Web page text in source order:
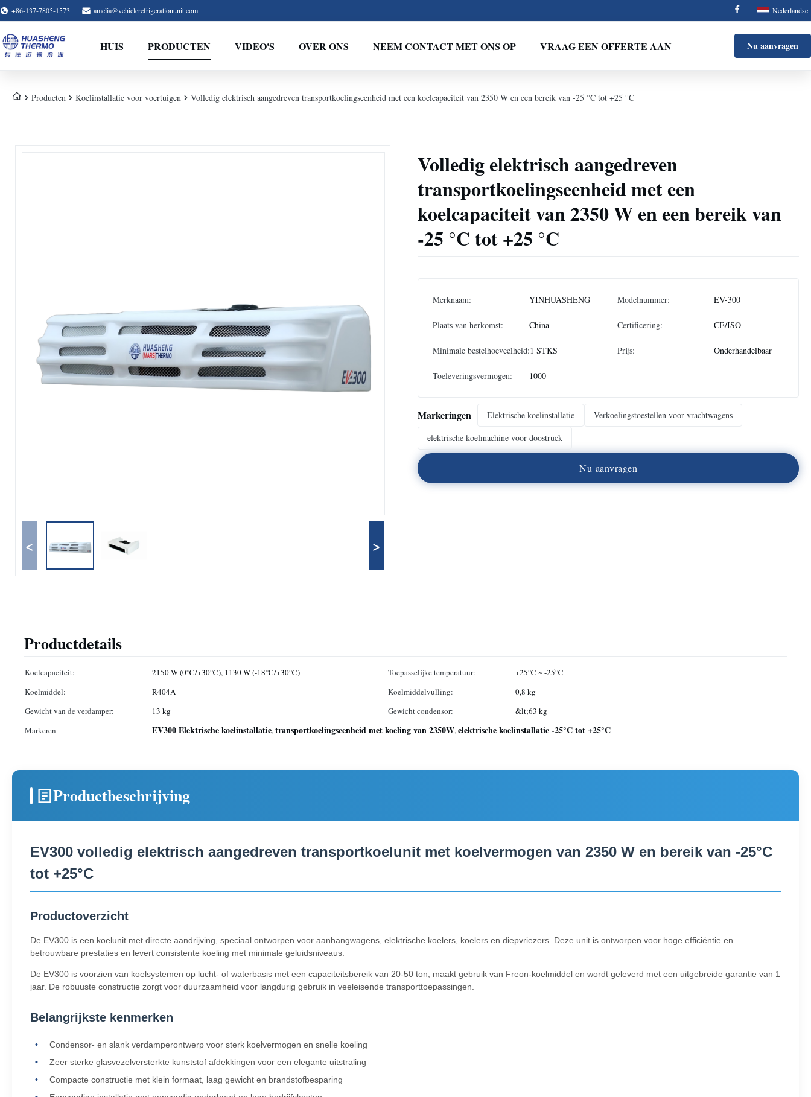
+86-137-7805-1573 amelia@vehiclerefrigerationunit.com Nederlandse
HUIS PRODUCTEN VIDEO'S OVER ONS NEEM CONTACT MET ONS OP VRAAG EEN OFFERTE AAN Nu aanvragen
Producten Koelinstallatie voor voertuigen Volledig elektrisch aangedreven transportkoelingseenheid met een koelcapaciteit van 2350 W en een bereik van -25 °C tot +25 °C
< >
Volledig elektrisch aangedreven
transportkoelingseenheid met een
koelcapaciteit van 2350 W en een bereik van
-25 °C tot +25 °C
Merknaam: YINHUASHENG Modelnummer: EV-300
Plaats van herkomst: China Certificering: CE/ISO
Minimale bestelhoeveelheid:1 STKS Prijs: Onderhandelbaar
Toeleveringsvermogen: 1000
Markeringen Elektrische koelinstallatie
Verkoelingstoestellen voor vrachtwagens
elektrische koelmachine voor doostruck
Nu aanvragen
Productdetails
Koelcapaciteit: 2150 W (0℃/+30℃), 1130 W (-18℃/+30℃) Toepasselijke temperatuur:
+25℃ ~ -25℃
Koelmiddel:
R404A Koelmiddelvulling:
0,8 kg
Gewicht van de verdamper:
13 kg Gewicht condensor:
&lt;63 kg
Markeren
EV300 Elektrische koelinstallatie,transportkoelingseenheid met koeling van 2350W,elektrische koelinstallatie -25°C tot +25°C
Productbeschrijving
EV300 volledig elektrisch aangedreven transportkoelunit met koelvermogen van 2350 W en bereik van -25°C
tot +25°C
Productoverzicht
De EV300 is een koelunit met directe aandrijving, speciaal ontworpen voor aanhangwagens, elektrische koelers, koelers en diepvriezers. Deze unit is ontworpen voor hoge efficiëntie en
betrouwbare prestaties en levert consistente koeling met minimale geluidsniveaus.
De EV300 is voorzien van koelsystemen op lucht- of waterbasis met een capaciteitsbereik van 20-50 ton, maakt gebruik van Freon-koelmiddel en wordt geleverd met een uitgebreide garantie van 1
jaar. De robuuste constructie zorgt voor duurzaamheid voor langdurig gebruik in veeleisende transporttoepassingen.
Belangrijkste kenmerken
Condensor- en slank verdamperontwerp voor sterk koelvermogen en snelle koeling
Zeer sterke glasvezelversterkte kunststof afdekkingen voor een elegante uitstraling
Compacte constructie met klein formaat, laag gewicht en brandstofbesparing